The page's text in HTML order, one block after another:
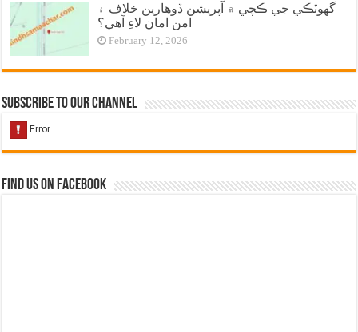
گهوٽڪي جي ڪچي ۾ آپريشن ڏوهارين خلاف ۽
امن امان لاءِ آهي؟
February 12, 2026
Subscribe to our Channel
Find us on Facebook